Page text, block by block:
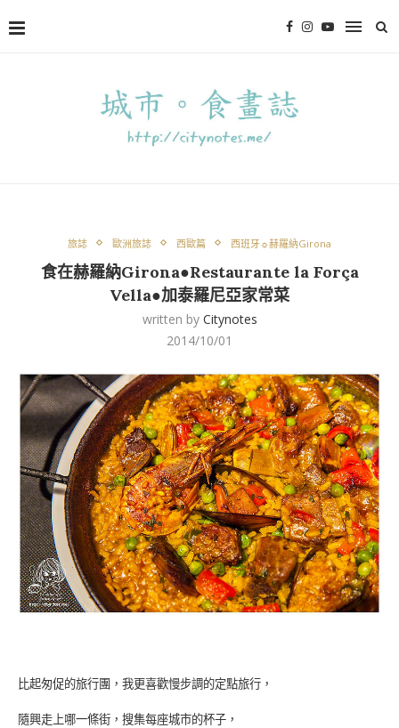
旅誌 歐洲旅誌 西歐篇 西班牙☼赫羅納Girona
食在赫羅納Girona●Restaurante la Força
Vella●加泰羅尼亞家常菜
written by Citynotes
2014/10/01
比起匆促的旅行團，我更喜歡慢步調的定點旅行，
隨興走上哪一條街，搜集每座城市的杯子，